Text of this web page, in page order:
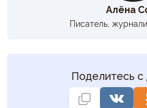
Алёна
Писатель,
Поделитесь с